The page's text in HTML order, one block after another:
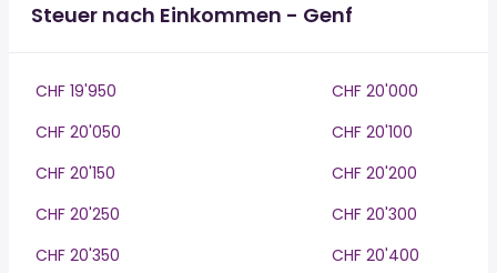
Steuer nach Einkommen - Genf
CHF 19'950
CHF 20'000
CHF 20'050
CHF 20'100
CHF 20'150
CHF 20'200
CHF 20'250
CHF 20'300
CHF 20'350
CHF 20'400